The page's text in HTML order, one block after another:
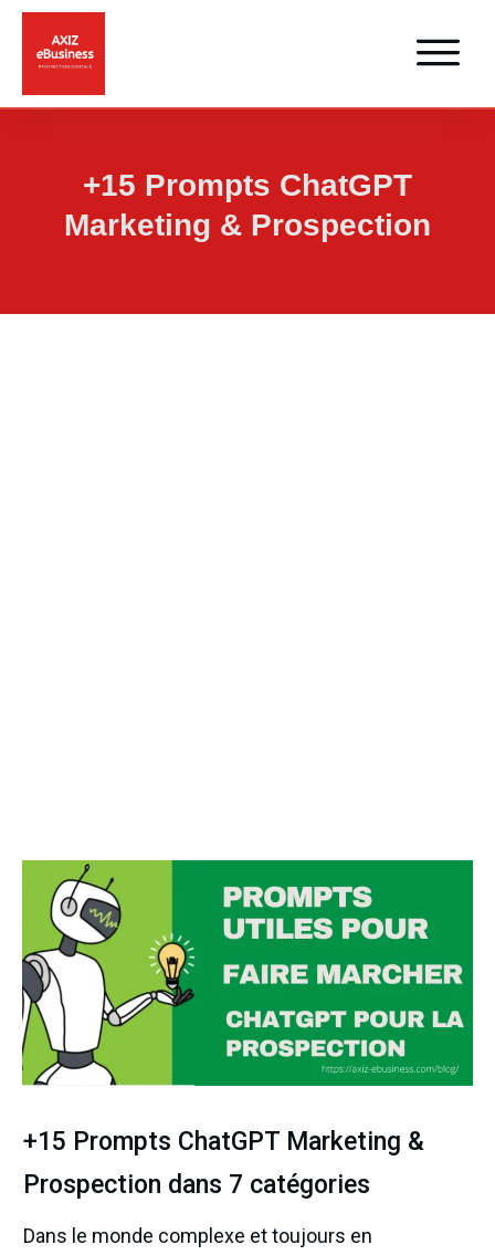
+15 Prompts ChatGPT
Marketing & Prospection
+15 Prompts ChatGPT Marketing &
Prospection dans 7 catégories
Dans le monde complexe et toujours en